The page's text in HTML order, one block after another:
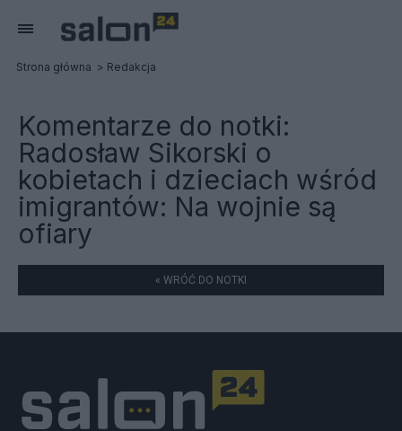
Strona główna Redakcja
Komentarze do notki:
Radosław Sikorski o
kobietach i dzieciach wśród
imigrantów: Na wojnie są
ofiary
« WRÓĆ DO NOTKI